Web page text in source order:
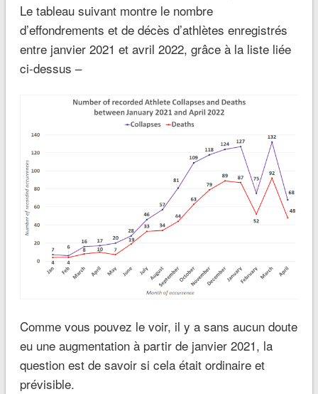
Le tableau suivant montre le nombre
d’effondrements et de décès d’athlètes enregistrés
entre janvier 2021 et avril 2022, grâce à la liste liée
ci-dessus –
Comme vous pouvez le voir, il y a sans aucun doute
eu une augmentation à partir de janvier 2021, la
question est de savoir si cela était ordinaire et
prévisible.